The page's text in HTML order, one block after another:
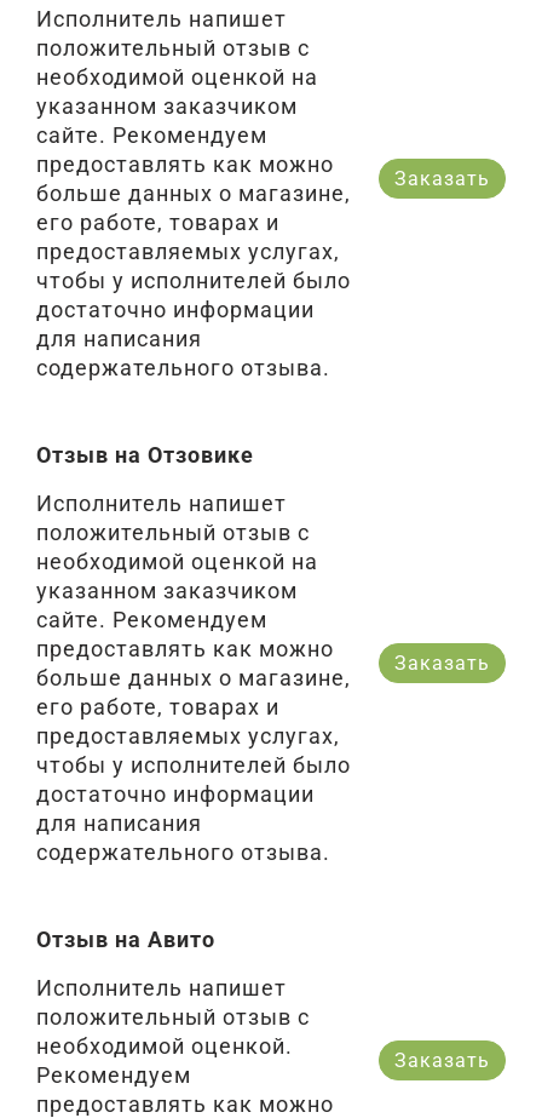
Исполнитель напишет
положительный отзыв с
необходимой оценкой на
указанном заказчиком
сайте. Рекомендуем
предоставлять как можно
больше данных о магазине,
его работе, товарах и
предоставляемых услугах,
чтобы у исполнителей было
достаточно информации
для написания
содержательного отзыва.
Заказать
Отзыв на Отзовике
Исполнитель напишет
положительный отзыв с
необходимой оценкой на
указанном заказчиком
сайте. Рекомендуем
предоставлять как можно
больше данных о магазине,
его работе, товарах и
предоставляемых услугах,
чтобы у исполнителей было
достаточно информации
для написания
содержательного отзыва.
Заказать
Отзыв на Авито
Исполнитель напишет
положительный отзыв с
необходимой оценкой.
Рекомендуем
предоставлять как можно
Заказать